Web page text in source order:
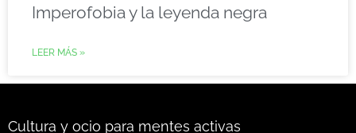
Imperofobia y la leyenda negra
LEER MÁS »
Cultura y ocio para mentes activas